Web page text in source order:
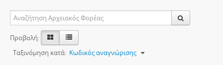
Προβολή:
Ταξινόμηση κατά: Κωδικός αναγνώρισης